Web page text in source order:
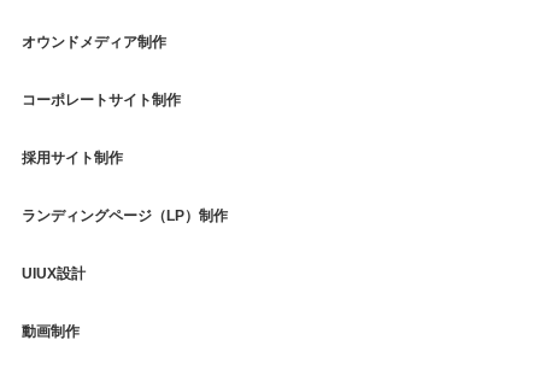
オウンドメディア制作
コーポレートサイト制作
採用サイト制作
ランディングページ（LP）制作
UIUX設計
動画制作